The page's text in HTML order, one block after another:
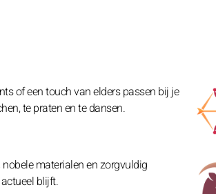
of een touch van elders passen bij je
te praten en te dansen.
materialen en zorgvuldig
blijft.